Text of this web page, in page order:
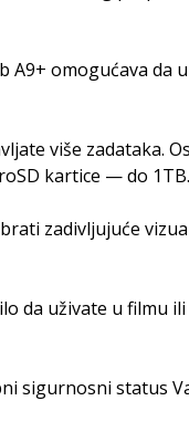
omogućava
više zadataka.
kartice — do
zadivljujuće
uživate u filmu ili
sigurnosni status